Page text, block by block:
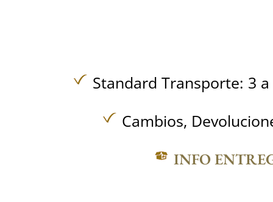
Standard Transporte: 3
Cambios,
INFO